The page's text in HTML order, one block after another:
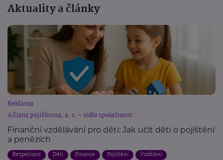
Aktuality a články
Reklama
Allianz pojišťovna, a. s. - sídlo společnosti
Finanční vzdělávání pro děti: Jak učit děti o pojištění
a penězích
Bezpečnost Děti Finance Pojištění Vzdělání